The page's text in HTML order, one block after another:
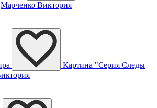
Марченко Виктория
Картина "Серия Следы